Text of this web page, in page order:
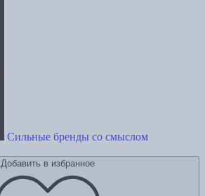
Сильные бренды со смыслом
Добавить в избранное